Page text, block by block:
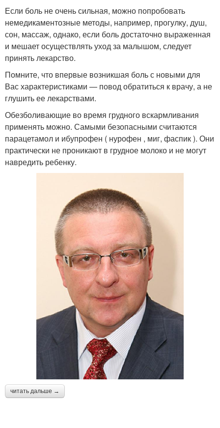
Если боль не очень сильная, можно попробовать
немедикаментозные методы, например, прогулку, душ,
сон, массаж, однако, если боль достаточно выраженная
и мешает осуществлять уход за малышом, следует
принять лекарство.
Помните, что впервые возникшая боль с новыми для
Вас характеристиками — повод обратиться к врачу, а не
глушить ее лекарствами.
Обезболивающие во время грудного вскармливания
применять можно. Самыми безопасными считаются
парацетамол и ибупрофен ( нурофен , миг, фаспик ). Они
практически не проникают в грудное молоко и не могут
навредить ребенку.
читать дальше →